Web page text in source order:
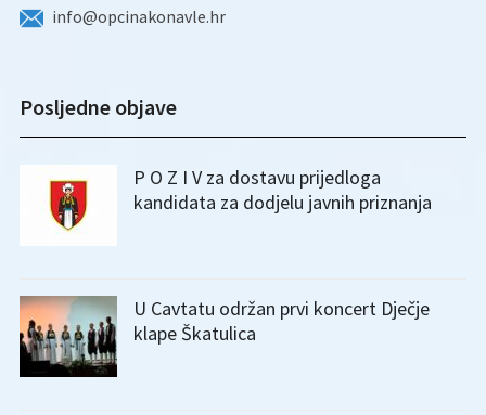
info@opcinakonavle.hr
Posljedne objave
P O Z I V za dostavu prijedloga
kandidata za dodjelu javnih priznanja
U Cavtatu održan prvi koncert Dječje
klape Škatulica